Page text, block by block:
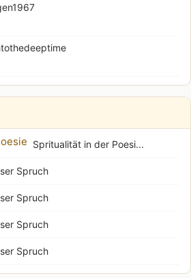
Spritualität in der Poesi...
Spruch
Spruch
Spruch
Spruch